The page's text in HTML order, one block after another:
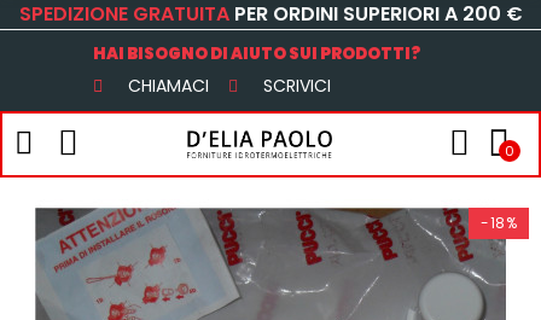
SPEDIZIONE GRATUITA PER ORDINI SUPERIORI A 200 €
HAI BISOGNO DI AIUTO SUI PRODOTTI?
CHIAMACI SCRIVICI
0
-18%